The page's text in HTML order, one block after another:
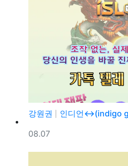
강원권
인디언↔(indigo
등록일
08.07